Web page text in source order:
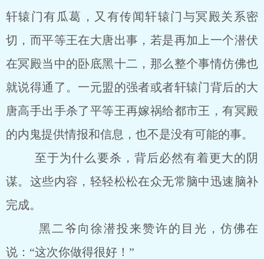
轩辕门有瓜葛，又有传闻轩辕门与冥殿关系密
切，而平等王在大唐出事，若是再加上一个潜伏
在冥殿当中的卧底黑十二，那么整个事情仿佛也
就说得通了。一元盟的强者或者轩辕门背后的大
唐高手出手杀了平等王再嫁祸给都市王，有冥殿
的内鬼提供情报和信息，也不是没有可能的事。
至于为什么要杀，背后必然有着更大的阴
谋。这些内容，轻轻松松在众无常脑中迅速脑补
完成。
黑二爷向徐潜投来赞许的目光，仿佛在
说：“这次你做得很好！”